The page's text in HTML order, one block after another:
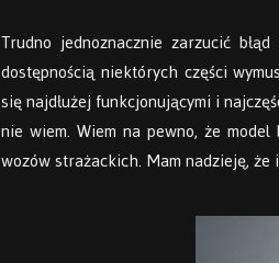
Trudno jednoznacznie zarzucić
dostępnością niektórych części
się najdłużej funkcjonującymi i
nie wiem. Wiem na pewno, że
wozów strażackich. Mam nadzieję,